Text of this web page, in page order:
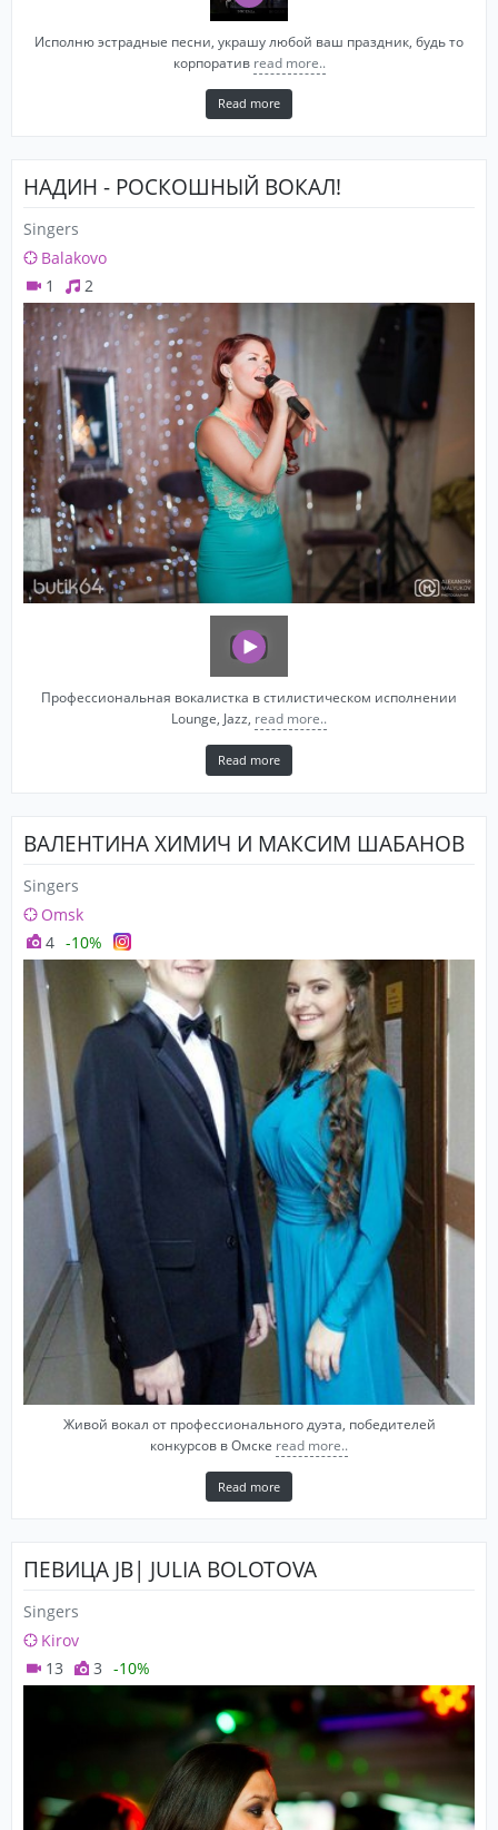
Исполню эстрадные песни, украшу любой ваш праздник, будь то
корпоратив read more..
Read more
НАДИН - РОСКОШНЫЙ ВОКАЛ!
Singers
Balakovo
1
2
Профессиональная вокалистка в стилистическом исполнении
Lounge, Jazz, read more..
Read more
ВАЛЕНТИНА ХИМИЧ И МАКСИМ ШАБАНОВ
Singers
Omsk
4 -10%
Живой вокал от профессионального дуэта, победителей
конкурсов в Омске read more..
Read more
ПЕВИЦА JB| JULIA BOLOTOVA
Singers
Kirov
13
3 -10%